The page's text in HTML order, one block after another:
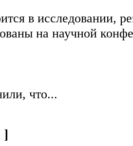
в исследовании,
на научной
что...
]